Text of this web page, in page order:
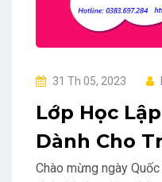
31 Th 05, 2023
Lớp Học
Dành Cho
Chào Mừng
Chào mừng ngày